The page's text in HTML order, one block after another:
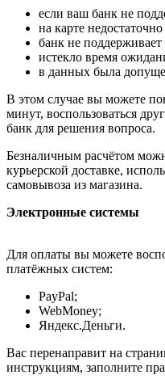
если ваш банк не
на карте
банк не поддерживает
истекло время
в данных была
В этом случае вы можете
минут, воспользоваться
банк для решения вопроса.
Безналичным расчётом
курьерской доставке,
самовывоза из магазина.
Электронные системы
Для оплаты вы можете
платёжных систем:
PayPal;
WebMoney;
Яндекс.Деньги.
Вас перенаправит на
инструкциям, заполните